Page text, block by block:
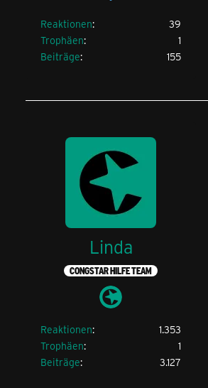
Reaktionen
39
Trophäen
1
Beiträge
155
Linda
CONGSTAR HILFE TEAM
Reaktionen
1.353
Trophäen
1
Beiträge
3.127